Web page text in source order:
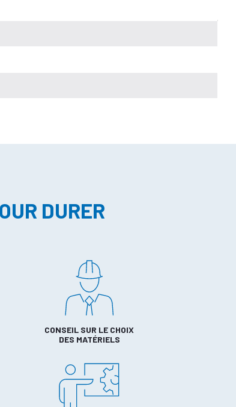
DURER
CONSEIL SUR LE CHOIX
DES MATÉRIELS